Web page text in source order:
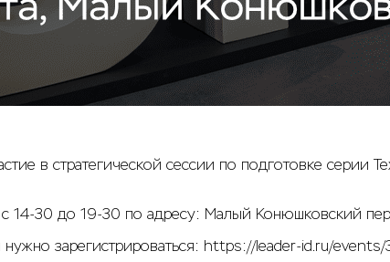
в стратегической сессии по подготовке
с 14-30 до 19-30 по адресу: Малый Конюшковский
зарегистрироваться: https://leader-id.ru/events/